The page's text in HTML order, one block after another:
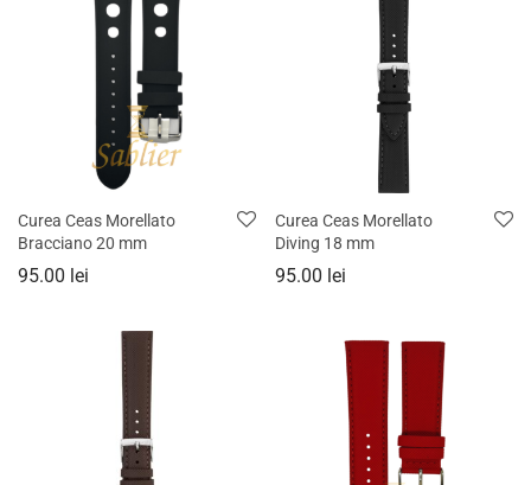
Curea Ceas Morellato
Bracciano 20 mm
95.00 lei
Curea Ceas Morellato
Diving 18 mm
95.00 lei